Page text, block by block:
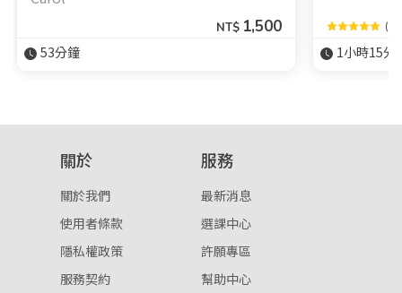
NT$ 1,500
53分鐘
(1)
1小時15分
關於
關於我們
使用者條款
隱私權政策
服務契約
服務
最新消息
選課中心
許願專區
幫助中心